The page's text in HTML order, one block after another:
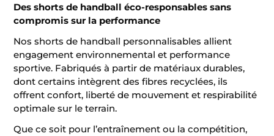
Des shorts de handball éco-responsables sans
compromis sur la performance
Nos shorts de handball personnalisables allient
engagement environnemental et performance
sportive. Fabriqués à partir de matériaux durables,
dont certains intègrent des fibres recyclées, ils
offrent confort, liberté de mouvement et respirabilité
optimale sur le terrain.
Que ce soit pour l’entraînement ou la compétition,